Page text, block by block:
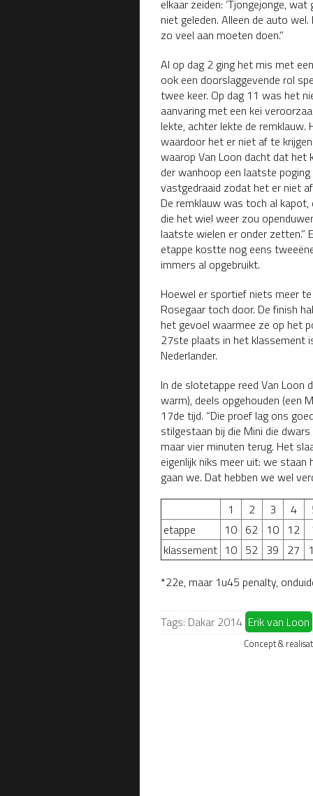
elkaar zeiden: ‘Tjongejonge,
niet geleden. Alleen de auto
zo veel aan moeten doen.”
Al op dag 2 ging het mis met
ook een doorslaggevende rol
twee keer. Op dag 11 was het
aanvaring met een kei
lekte, achter lekte de remklauw.
waardoor het er niet af te
waarop Van Loon dacht dat het
der wanhoop een laatste
vastgedraaid zodat het er niet
De remklauw was toch al
die het wiel weer zou
laatste wielen er onder zetten.”
etappe kostte nog eens
immers al opgebruikt.
Hoewel er sportief niets meer
Rosegaar toch door. De finish
het gevoel waarmee ze op het
27ste plaats in het klassement
Nederlander.
In de slotetappe reed Van Loon
warm), deels opgehouden (een
17de tijd. “Die proef lag ons
stilgestaan bij die Mini die
maar vier minuten terug. Het
eigenlijk niks meer uit: we
gaan we. Dat hebben we wel
1
2 3 4
etappe
10 62 10 12
klassement 10 52 39 27
*22e, maar 1u45 penalty,
Tags: Dakar 2014 Erik van Loon
Concept &